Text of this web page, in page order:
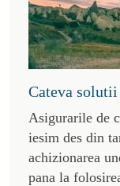
Cateva
Asigurarile de
iesim des din
achizionarea
pana la